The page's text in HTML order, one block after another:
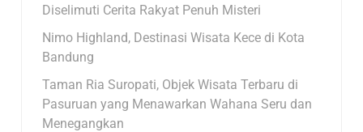
Diselimuti Cerita Rakyat Penuh Misteri
Nimo Highland, Destinasi Wisata Kece di Kota
Bandung
Taman Ria Suropati, Objek Wisata Terbaru di
Pasuruan yang Menawarkan Wahana Seru dan
Menegangkan